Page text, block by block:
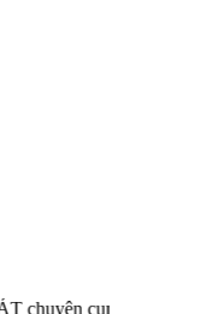
phân phối thiết bị